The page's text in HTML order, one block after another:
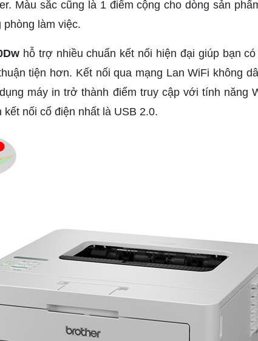
Màu sắc cũng là 1 điểm cộng cho dòng sản
phòng làm việc.
hỗ trợ nhiều chuẩn kết nối hiện đại giúp bạn
tiện hơn. Kết nối qua mạng Lan WiFi không
máy in trở thành điểm truy cập với tính năng
nối cổ điện nhất là USB 2.0.